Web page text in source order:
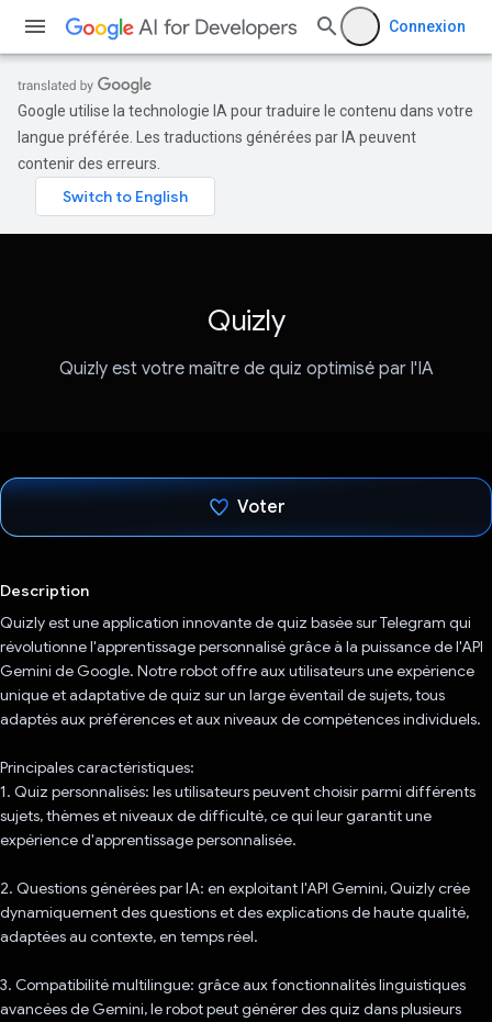
Connexion
Google utilise la technologie IA pour traduire le contenu dans votre
langue préférée. Les traductions générées par IA peuvent
contenir des erreurs.
Quizly
Quizly est votre maître de quiz optimisé par l'IA
Voter
Description
Quizly est une application innovante de quiz basée sur Telegram qui
révolutionne l'apprentissage personnalisé grâce à la puissance de l'API
Gemini de Google. Notre robot offre aux utilisateurs une expérience
unique et adaptative de quiz sur un large éventail de sujets, tous
adaptés aux préférences et aux niveaux de compétences individuels.
Principales caractéristiques:
1. Quiz personnalisés: les utilisateurs peuvent choisir parmi différents
sujets, thèmes et niveaux de difficulté, ce qui leur garantit une
expérience d'apprentissage personnalisée.
2. Questions générées par IA: en exploitant l'API Gemini, Quizly crée
dynamiquement des questions et des explications de haute qualité,
adaptées au contexte, en temps réel.
3. Compatibilité multilingue: grâce aux fonctionnalités linguistiques
avancées de Gemini, le robot peut générer des quiz dans plusieurs